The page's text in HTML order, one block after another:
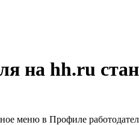
на hh.ru
меню в Профиле